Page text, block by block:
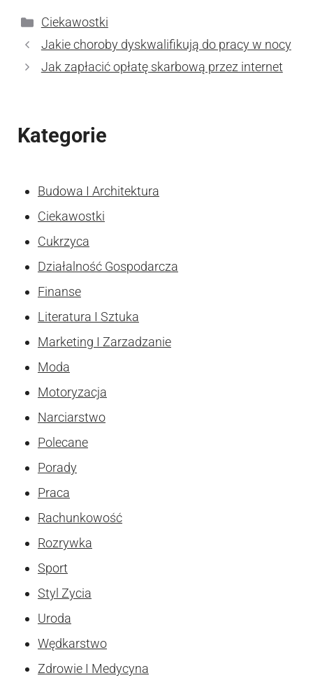
Kategorie
Ciekawostki
Jakie choroby dyskwalifikują do pracy w nocy
Jak zapłacić opłatę skarbową przez internet
Kategorie
Budowa I Architektura
Ciekawostki
Cukrzyca
Działalność Gospodarcza
Finanse
Literatura I Sztuka
Marketing I Zarzadzanie
Moda
Motoryzacja
Narciarstwo
Polecane
Porady
Praca
Rachunkowość
Rozrywka
Sport
Styl Zycia
Uroda
Wędkarstwo
Zdrowie I Medycyna